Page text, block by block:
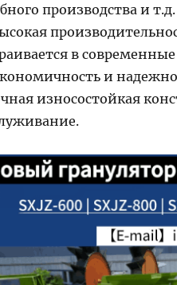
производства и т.д.
в
и
износостойкая